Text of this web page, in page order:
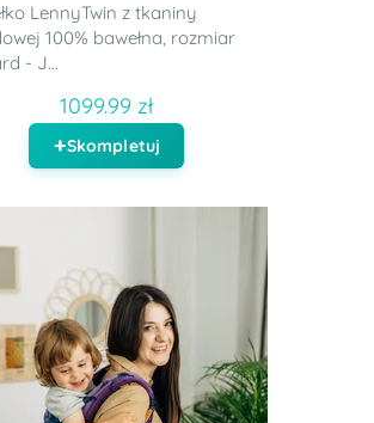
LennyTwin z tkaniny
100% bawełna, rozmiar
- J...
1099.99 zł
Skompletuj